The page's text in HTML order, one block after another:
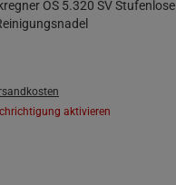
OS 5.320 SV Stufenlose
aktivieren